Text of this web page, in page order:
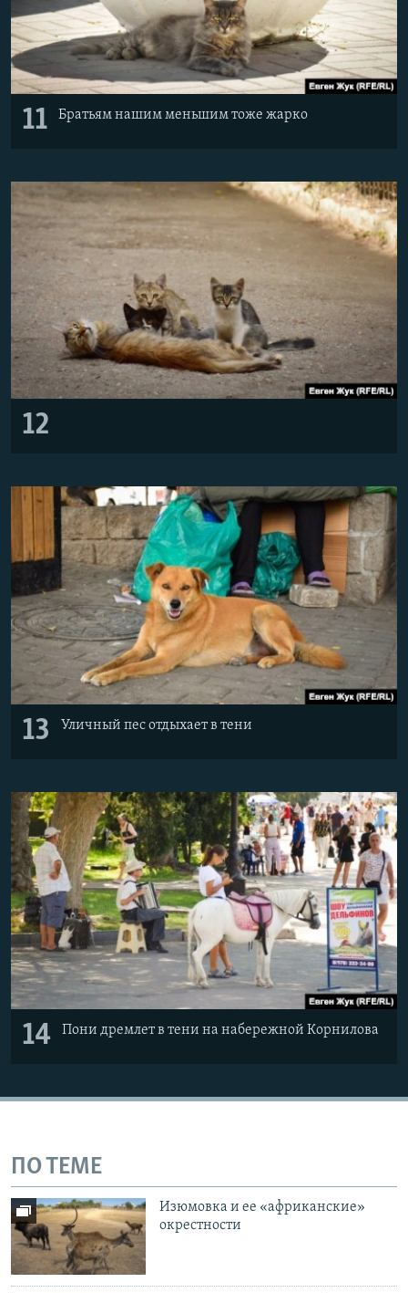
11 Братьям нашим меньшим тоже жарко
12
13 Уличный пес отдыхает в тени
14 Пони дремлет в тени на набережной Корнилова
ПО ТЕМЕ
Изюмовка и ее «африканские»
окрестности